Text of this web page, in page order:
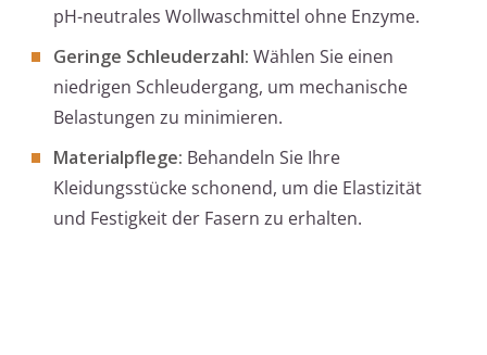
pH-neutrales Wollwaschmittel ohne Enzyme.
Geringe Schleuderzahl: Wählen Sie einen
niedrigen Schleudergang, um mechanische
Belastungen zu minimieren.
Materialpflege: Behandeln Sie Ihre
Kleidungsstücke schonend, um die Elastizität
und Festigkeit der Fasern zu erhalten.